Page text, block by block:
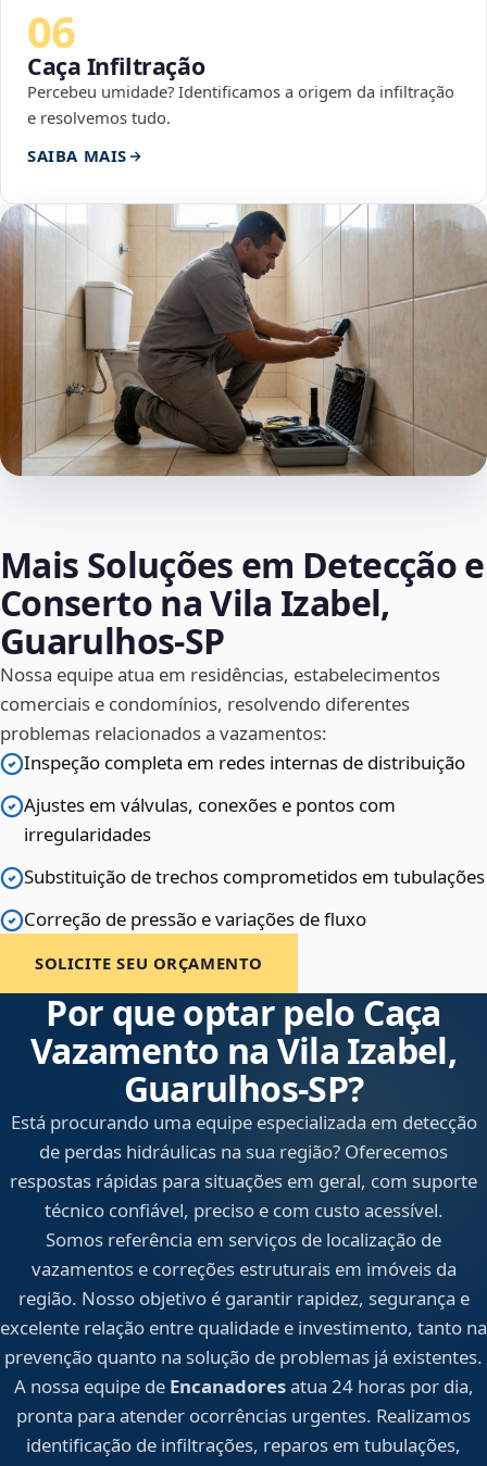
06
Caça Infiltração
Percebeu umidade? Identificamos a origem da infiltração
e resolvemos tudo.
SAIBA MAIS
Mais Soluções em Detecção e
Conserto na Vila Izabel,
Guarulhos‑SP
Nossa equipe atua em residências, estabelecimentos
comerciais e condomínios, resolvendo diferentes
problemas relacionados a vazamentos:
Inspeção completa em redes internas de distribuição
Ajustes em válvulas, conexões e pontos com
irregularidades
Substituição de trechos comprometidos em tubulações
Correção de pressão e variações de fluxo
SOLICITE SEU ORÇAMENTO
Por que optar pelo Caça
Vazamento na Vila Izabel,
Guarulhos‑SP?
Está procurando uma equipe especializada em detecção
de perdas hidráulicas na sua região? Oferecemos
respostas rápidas para situações em geral, com suporte
técnico confiável, preciso e com custo acessível.
Somos referência em serviços de localização de
vazamentos e correções estruturais em imóveis da
região. Nosso objetivo é garantir rapidez, segurança e
excelente relação entre qualidade e investimento, tanto na
prevenção quanto na solução de problemas já existentes.
A nossa equipe de Encanadoresatua 24 horas por dia,
pronta para atender ocorrências urgentes. Realizamos
identificação de infiltrações, reparos em tubulações,